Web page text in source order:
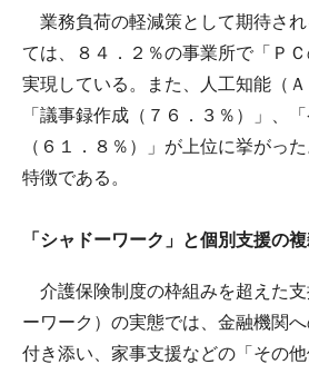
業務負荷の軽減策として期待さ
ては、８４．２％の事業所で「Ｐ
実現している。また、人工知能（Ａ
「議事録作成（７６．３％）」、
（６１．８％）」が上位に挙がっ
特徴である。
「シャドーワーク」と個別支援の
介護保険制度の枠組みを超えた支
ーワーク）の実態では、金融機関
付き添い、家事支援などの「その